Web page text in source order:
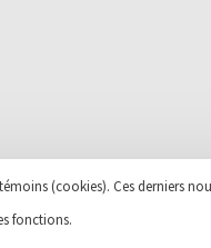
Lightspeed
(cookies). Ces derniers
fonctions.